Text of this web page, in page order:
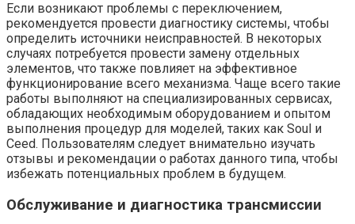
Если возникают проблемы с переключением,
рекомендуется провести диагностику системы, чтобы
определить источники неисправностей. В некоторых
случаях потребуется провести замену отдельных
элементов, что также повлияет на эффективное
функционирование всего механизма. Чаще всего такие
работы выполняют на специализированных сервисах,
обладающих необходимым оборудованием и опытом
выполнения процедур для моделей, таких как Soul и
Ceed. Пользователям следует внимательно изучать
отзывы и рекомендации о работах данного типа, чтобы
избежать потенциальных проблем в будущем.
Обслуживание и диагностика трансмиссии